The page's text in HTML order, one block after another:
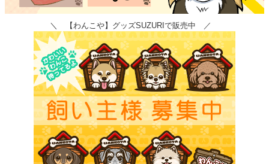
＼ 【わんこや】グッズSUZURIで販売中 ／